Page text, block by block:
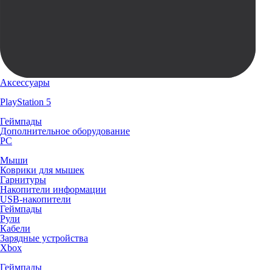
Аксессуары
PlayStation 5
Геймпады
Дополнительное оборудование
PC
Мыши
Коврики для мышек
Гарнитуры
Накопители информации
USB-накопители
Геймпады
Рули
Кабели
Зарядные устройства
Xbox
Геймпады